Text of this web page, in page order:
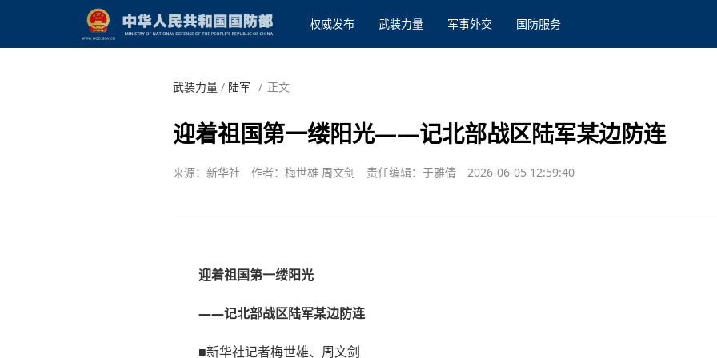
权威发布 武装力量 军事外交 国防服务
武装力量/ 陆军 / 正文
迎着祖国第一缕阳光——记北部战区陆军某边防连
来源：新华社 作者：梅世雄 周文剑 责任编辑：于雅倩 2026-06-05 12:59:40
迎着祖国第一缕阳光
——记北部战区陆军某边防连
■新华社记者梅世雄、周文剑